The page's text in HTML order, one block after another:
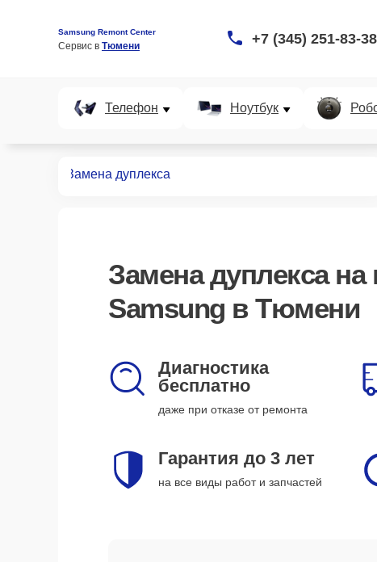
Samsung Remont Center
Сервис в Тюмени +7 (345) 251-83-38
Телефон Ноутбук
Замена дуплекса
Замена дуплексана
Samsung в Тюмени
Диагностика
бесплатно
даже при отказе от ремонта
Гарантия до 3 лет
на все виды работ и запчастей